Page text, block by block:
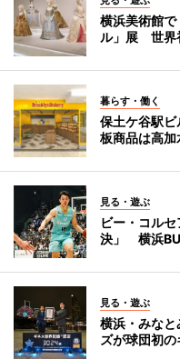
横浜美術館で
ル」展 世界
暮らす・働く
保土ケ谷駅
板商品は高加
見る・遊ぶ
ビー・コル
決」 横浜
見る・遊ぶ
横浜・みな
ズが球団初